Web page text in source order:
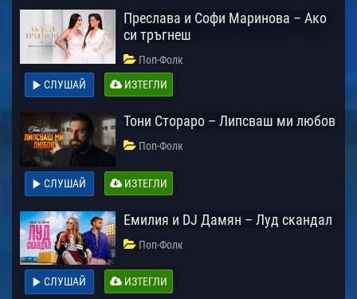
Преслава и Софи Маринова – Ако
си тръгнеш
Поп-Фолк
СЛУШАЙ
ИЗТЕГЛИ
Тони Стораро – Липсваш ми любов
Поп-Фолк
СЛУШАЙ ИЗТЕГЛИ
Емилия и DJ Дамян – Луд скандал
Поп-Фолк
СЛУШАЙ ИЗТЕГЛИ